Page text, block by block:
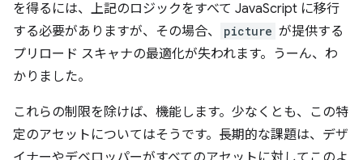
を得るには、上記のロジックをすべて JavaScript に移行
する必要がありますが、その場合、
picture が提供する
プリロード スキャナの最適化が失われます。うーん、わ
かりました。
これらの制限を除けば、機能します。少なくとも、この特
定のアセットについてはそうです。長期的な課題は、デザ